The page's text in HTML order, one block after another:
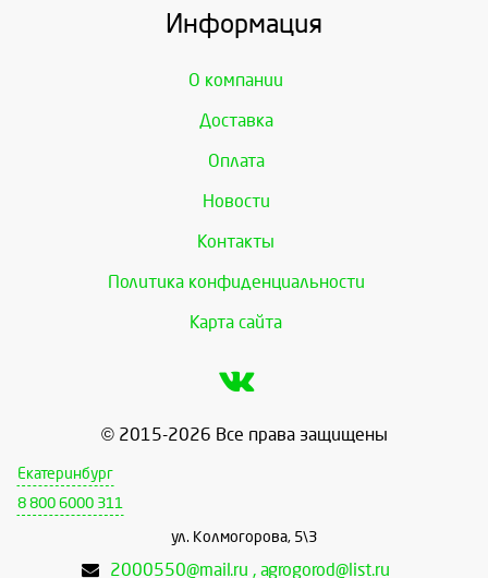
Информация
О компании
Доставка
Оплата
Новости
Контакты
Политика конфиденциальности
Карта сайта
© 2015-2026 Все права защищены
Екатеринбург
8 800 6000 311
ул. Колмогорова, 5\3
2000550@mail.ru , agrogorod@list.ru